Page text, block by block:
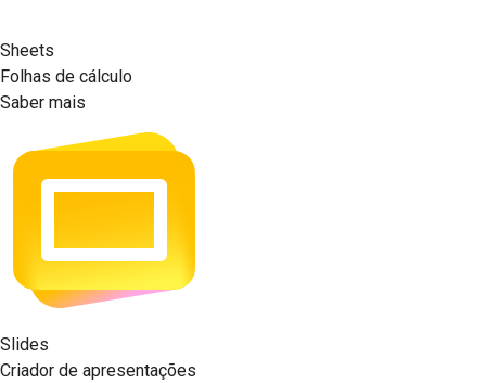
Sheets
Folhas de cálculo
Saber mais
Slides
Criador de apresentações